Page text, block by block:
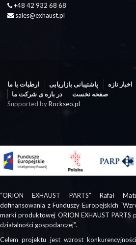
+48 42 932 68 68
sales@exhaust.pl
ارطبات با ما پاشتیبانی بازاریابی اخبار تازه
در باره ی شرکت ما
صفحه نخست
Supported byRockseo.pl
“ORION EXHAUST PARTS” Rafał
dofinansowania z Funduszy Europejskich
marki produktowej ORION EXHAUST PARTS
działalności gospodarczej”.
Celem projektu jest wzrost